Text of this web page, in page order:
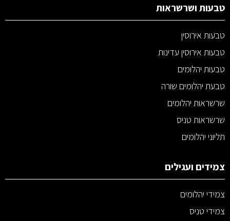
טבעות ושרשראות
טבעות אירוסין
טבעות אירוסין עדינות
טבעות יהלומים
טבעת יהלומים שורה
שרשראות יהלומים
שרשראות טניס
תליוני יהלומים
צמידים ועגילים
צמידי יהלומים
צמידי טניס